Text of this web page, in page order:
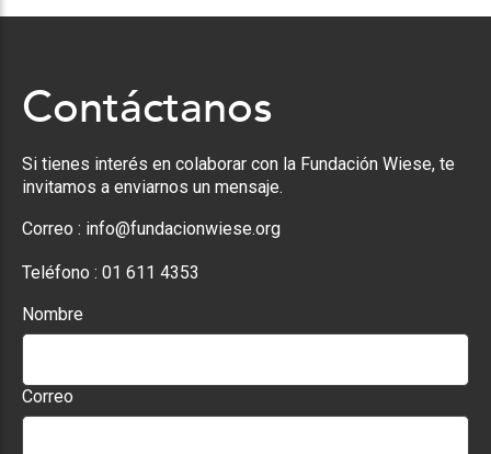
Contáctanos
Si tienes interés en colaborar con la Fundación Wiese, te
invitamos a enviarnos un mensaje.
Correo : info@fundacionwiese.org
Teléfono : 01 611 4353
Nombre
Correo